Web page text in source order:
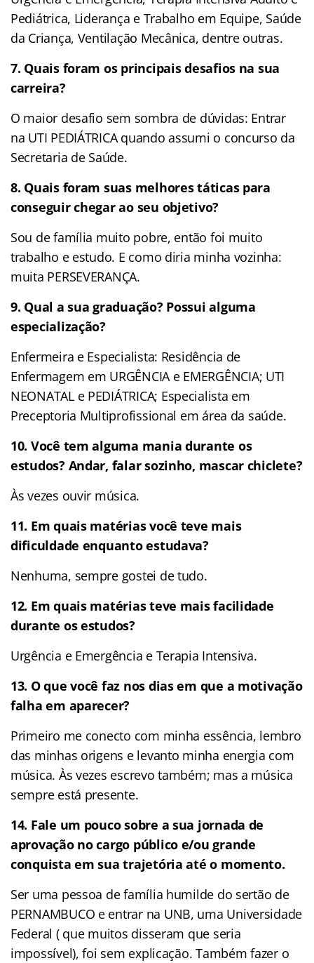
Pediátrica, Liderança e Trabalho em Equipe, Saúde
da Criança, Ventilação Mecânica, dentre outras.
7. Quais foram os principais desafios na sua
carreira?
O maior desafio sem sombra de dúvidas: Entrar
na UTI PEDIÁTRICA quando assumi o concurso da
Secretaria de Saúde.
8. Quais foram suas melhores táticas para
conseguir chegar ao seu objetivo?
Sou de família muito pobre, então foi muito
trabalho e estudo. E como diria minha vozinha:
muita PERSEVERANÇA.
9. Qual a sua graduação? Possui alguma
especialização?
Enfermeira e Especialista: Residência de
Enfermagem em URGÊNCIA e EMERGÊNCIA; UTI
NEONATAL e PEDIÁTRICA; Especialista em
Preceptoria Multiprofissional em área da saúde.
10. Você tem alguma mania durante os
estudos? Andar, falar sozinho, mascar chiclete?
Às vezes ouvir música.
11. Em quais matérias você teve mais
dificuldade enquanto estudava?
Nenhuma, sempre gostei de tudo.
12. Em quais matérias teve mais facilidade
durante os estudos?
Urgência e Emergência e Terapia Intensiva.
13. O que você faz nos dias em que a motivação
falha em aparecer?
Primeiro me conecto com minha essência, lembro
das minhas origens e levanto minha energia com
música. Às vezes escrevo também; mas a música
sempre está presente.
14. Fale um pouco sobre a sua jornada de
aprovação no cargo público e/ou grande
conquista em sua trajetória até o momento.
Ser uma pessoa de família humilde do sertão de
PERNAMBUCO e entrar na UNB, uma Universidade
Federal ( que muitos disseram que seria
impossível), foi sem explicação. Também fazer o